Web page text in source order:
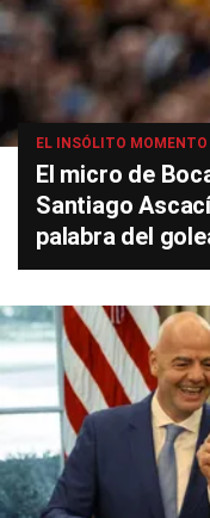
EL INSÓLITO MOMENTO
El micro de
Santiago
palabra del